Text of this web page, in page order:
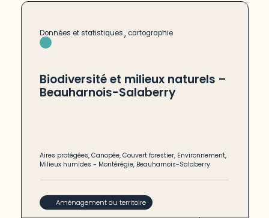
Données et statistiques, cartographie
Biodiversité et milieux naturels –
Beauharnois-Salaberry
Aires protégées,Canopée,Couvert forestier, Environnement,
Milieux humides - Montérégie, Beauharnois-Salaberry
Aménagement du territoire